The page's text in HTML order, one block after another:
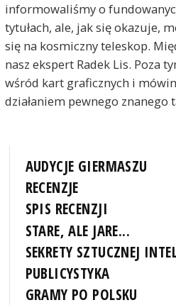
informowaliśmy o
tytułach, ale, jak się okazuje,
się na kosmiczny teleskop.
nasz ekspert Radek Lis. Poza
wśród kart graficznych i
działaniem pewnego
AUDYCJE GIERMASZU
RECENZJE
SPIS RECENZJI
STARE, ALE JARE...
SEKRETY SZTUCZNEJ
PUBLICYSTYKA
GRAMY PO POLSKU